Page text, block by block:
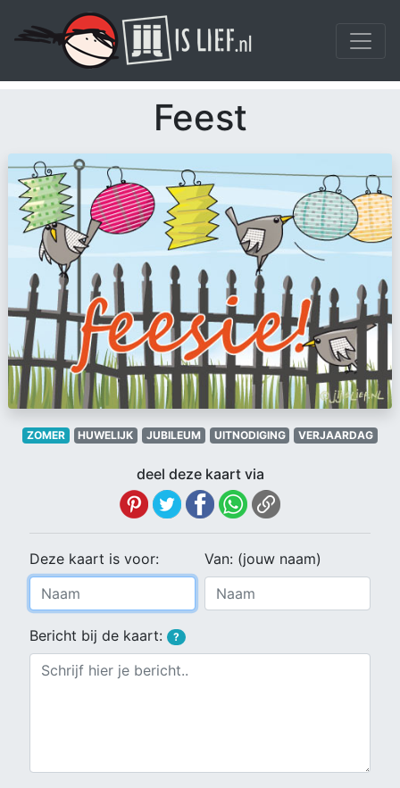
Feest
ZOMER HUWELIJK JUBILEUM UITNODIGING VERJAARDAG
deel deze kaart via
Deze kaart is voor: Van: (jouw naam)
Bericht bij de kaart: ?